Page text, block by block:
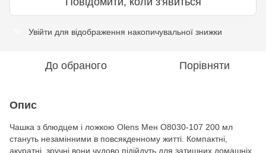
Увійти для відображення накопичувальної знижки
До обраного Порівняти
Опис
Чашка з блюдцем і ложкою Olens Мен О8030-107 200 мл
стануть незамінними в повсякденному житті. Компактні,
акуратні, зручні вони чудово підійдуть для затишних домашніх